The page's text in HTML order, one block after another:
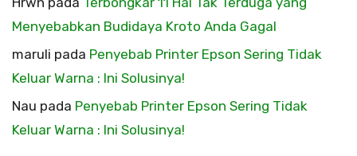
Menyebabkan Budidaya Kroto Anda Gagal
maruli pada Penyebab Printer Epson Sering Tidak
Keluar Warna : Ini Solusinya!
Nau pada Penyebab Printer Epson Sering Tidak
Keluar Warna : Ini Solusinya!